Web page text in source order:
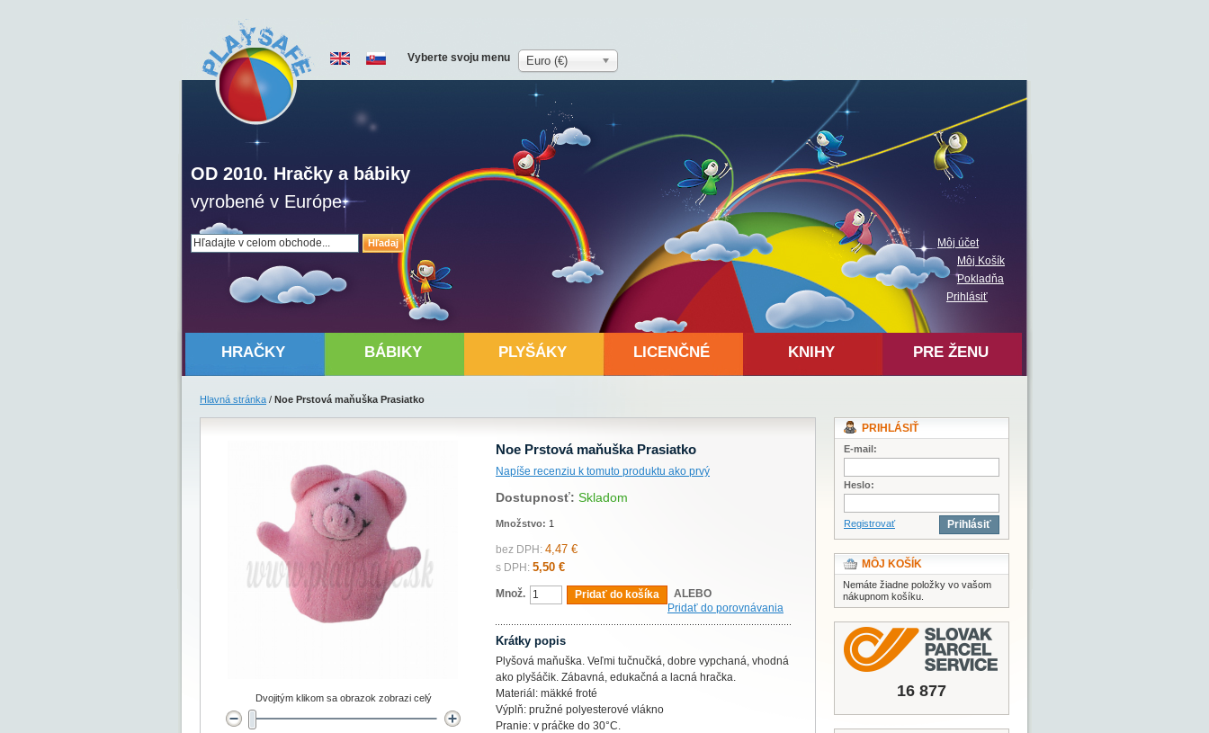
Hľadaj
OD 2010. Hračky a bábiky
vyrobené v Európe.
Môj účet
Môj Košík
Pokladňa
Prihlásiť
Vyberte svoju menu Euro (€)
HRAČKY BÁBIKY PLYŠÁKY LICENČNÉ KNIHY PRE ŽENU
Hlavná stránka / Noe Prstová maňuška Prasiatko
Noe Prstová maňuška Prasiatko
Napíše recenziu k tomuto produktu ako prvý
Dostupnosť: Skladom
Množstvo: 1
bez DPH: 4,47 €
s DPH: 5,50 €
Množ. Pridať do košíka
ALEBO
Pridať do porovnávania
Krátky popis
Plyšová maňuška. Veľmi tučnučká, dobre vypchaná, vhodná
ako plyšáčik. Zábavná, edukačná a lacná hračka.
Materiál: mäkké froté
Výplň: pružné polyesterové vlákno
Pranie: v práčke do 30°C.
Dvojitým klikom sa obrazok zobrazi celý
PRIHLÁSIŤ
E-mail:
Heslo:
Registrovať Prihlásiť
MÔJ KOŠÍK
Nemáte žiadne položky vo vašom
nákupnom košíku.
16 877